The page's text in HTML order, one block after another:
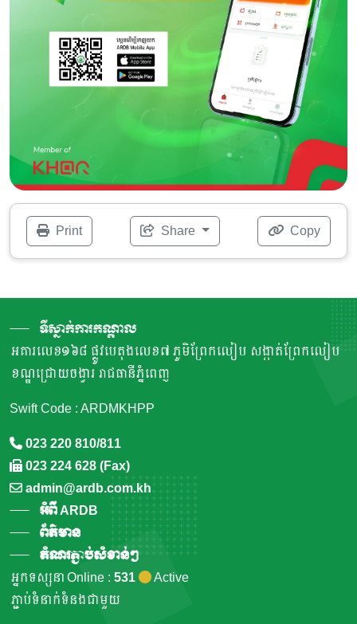
Print Share Copy
ទីស្នាក់ការកណ្តាល
អគារលេខ១៦៨ ផ្លូវបេតុងលេខ៧ ភូមិព្រែកលៀប សង្កាត់ព្រែកលៀប
ខណ្ឌជ្រោយចង្វារ រាជធានីភ្នំពេញ
Swift Code : ARDMKHPP
023 220 810/811
023 224 628 (Fax)
admin@ardb.com.kh
អំពី ARDB
ព័ត៌មាន
តំណរភ្ជាប់សំខាន់ៗ
អ្នកទស្សនា Online : 531
Active
ភ្ជាប់ទំនាក់ទំនងជាមួយ